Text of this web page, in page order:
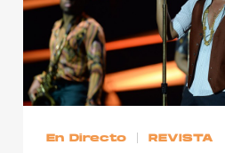
Home
Cover Story
Publicidad
Contacto
En Directo REVISTA